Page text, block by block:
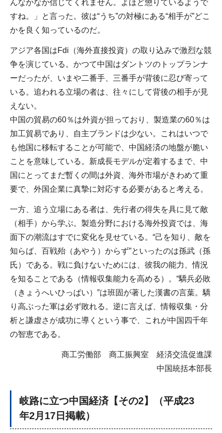
んなかなか信じてくれません。よほど懲りているようで
すね。」と言った。彼は“うち”の対極にある“相手が”どこ
かを良く知っているのだ。
アジア各国はFdi（海外直接投資）の取り込みで激烈な競
争を演じている。かつて中国はダントツのトップランナ
ーだったが、いまや二番手、三番手が背後に忍び寄って
いる。追われる立場の者は、往々にして背後の相手が見
えない。
中国の貿易の60％は外資が担っており、製造業の60％は
加工貿易であり、自主ブランドは少ない。これはいつで
も他国に移転することが可能で、中国経済の地盤が脆い
ことを意味している。新成長モデルが定着するまで、中
国にとってまだ暫くの間は外資、海外市場がきわめて重
要で、外国企業に真摯に対応する必要があると考える。
一方、追う立場にある者は、先行者の得失を具に見て敵
（相手）から学ぶ。製造分野における海外投資では、海
面下の潮流はすでに変化を見せている。“己を知り、敵を
知らば、百戦殆（あやう）からず”といったのは孫武（孫
氏）である。戦に負けないためには、彼我の能力、情況
を知ることである（情報収集能力を高める）。“驕兵必敗
（きょうへいひっぱい）”は班固が著した漢書の言葉。驕
り高ぶった軍は必ず敗れる。逆に言えば、情報収集・分
析と謙虚さが成功に導くという事で、これが中国四千年
の智恵である。
商工労働部 商工振興室 経済交流促進課
中国統括本部長
岐路に立つ中国経済【その2】
（平成23
年2月17日掲載）